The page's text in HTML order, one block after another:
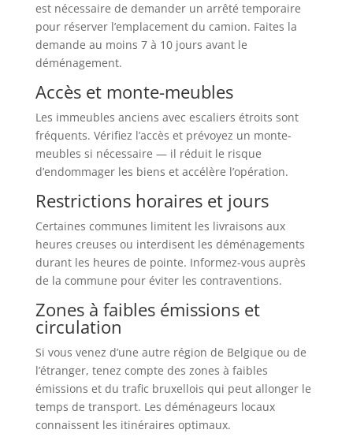
est nécessaire de demander un arrêté temporaire
pour réserver l’emplacement du camion. Faites la
demande au moins 7 à 10 jours avant le
déménagement.
Accès et monte-meubles
Les immeubles anciens avec escaliers étroits sont
fréquents. Vérifiez l’accès et prévoyez un monte-
meubles si nécessaire — il réduit le risque
d’endommager les biens et accélère l’opération.
Restrictions horaires et jours
Certaines communes limitent les livraisons aux
heures creuses ou interdisent les déménagements
durant les heures de pointe. Informez-vous auprès
de la commune pour éviter les contraventions.
Zones à faibles émissions et
circulation
Si vous venez d’une autre région de Belgique ou de
l’étranger, tenez compte des zones à faibles
émissions et du trafic bruxellois qui peut allonger le
temps de transport. Les déménageurs locaux
connaissent les itinéraires optimaux.